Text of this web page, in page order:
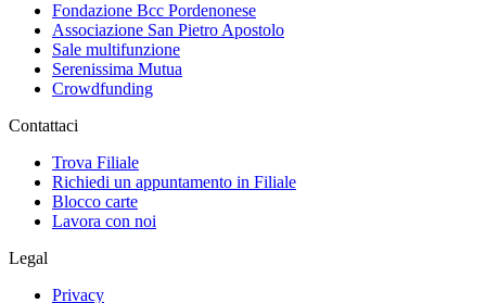
Fondazione Bcc Pordenonese
Associazione San Pietro Apostolo
Sale multifunzione
Serenissima Mutua
Crowdfunding
Contattaci
Trova Filiale
Richiedi un appuntamento in Filiale
Blocco carte
Lavora con noi
Legal
Privacy